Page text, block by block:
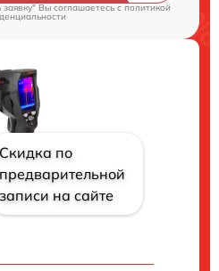
Вы соглашаетесь cполитикой
Скидка по
предварительной
записи на сайте